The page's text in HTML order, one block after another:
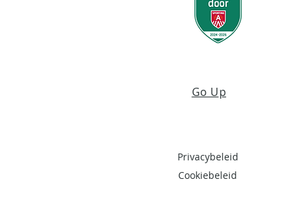
Go Up
Privacybeleid
Cookiebeleid